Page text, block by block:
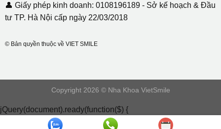
👤 Giấy phép kinh doanh: 0108196189 - Sở kế hoạch & Đầu
tư TP. Hà Nội cấp ngày 22/03/2018
© Bản quyền thuộc về VIET SMILE
Copyright 2026 © Nha Khoa VietSmile
jQuery(document).ready(function($) {
document.addEventListener( 'wpcf7mailsent', function( event ) {